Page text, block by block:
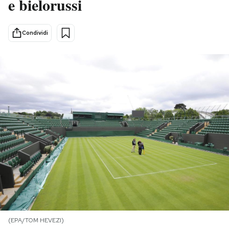
Sport
NEWSLETTER
I MIEI PREFERITI
SHOP
CALENDARIO
Condividi
(EPA/TOM HEVEZI)